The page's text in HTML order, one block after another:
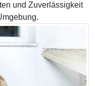
und Zuverlässigkeit